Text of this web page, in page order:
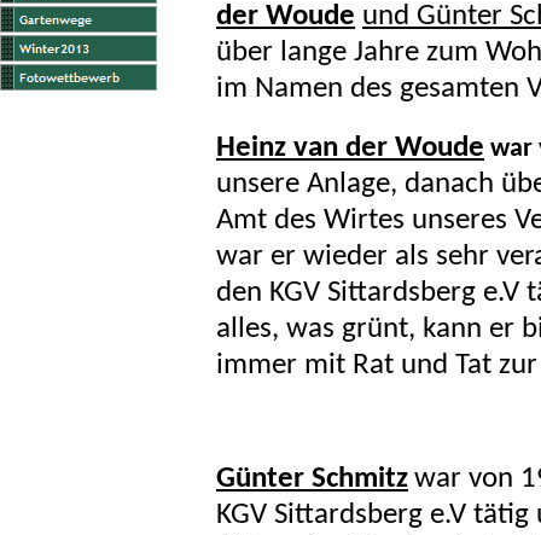
der Woude und Günter
über lange Jahre zum
im Namen des gesamten
Heinz van der Woude war
unsere Anlage, danach
Amt des Wirtes unseres
war er wieder als sehr
den KGV Sittardsberg e.V
alles, was grünt, kann er
immer mit Rat und Tat
Günter Schmitz war von
KGV Sittardsberg e.V